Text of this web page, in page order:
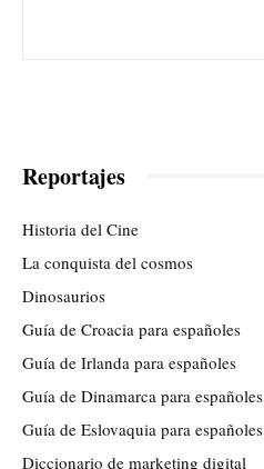
Reportajes
Historia del Cine
La conquista del cosmos
Dinosaurios
Guía de Croacia para españoles
Guía de Irlanda para españoles
Guía de Dinamarca para españoles
Guía de Eslovaquia para españoles
Diccionario de marketing digital